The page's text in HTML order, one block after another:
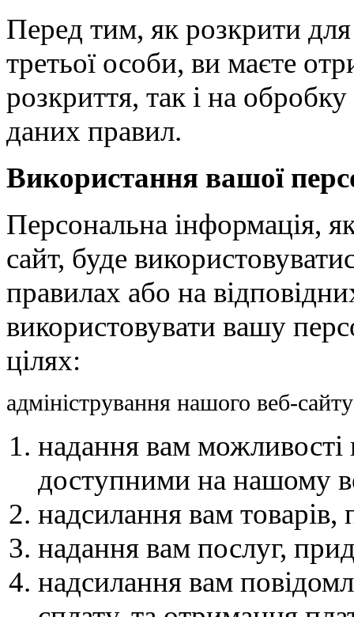
Перед тим, як розкрити
третьої особи, ви маєте
розкриття, так і на обробку
даних правил.
Використання вашої
Персональна інформація,
сайт, буде
правилах або на
використовувати вашу
цілях:
адміністрування нашого веб-
надання вам можливості
доступними на нашому
надсилання вам
надання вам послуг,
надсилання вам